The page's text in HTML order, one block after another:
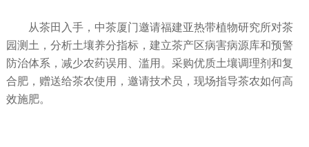
从茶田入手，中茶厦门邀请福建亚热带植物研究所对茶
园测土，分析土壤养分指标，建立茶产区病害病源库和预警
防治体系，减少农药误用、滥用。采购优质土壤调理剂和复
合肥，赠送给茶农使用，邀请技术员，现场指导茶农如何高
效施肥。